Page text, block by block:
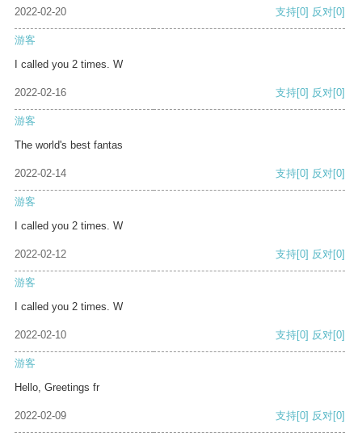
2022-02-20 支持[0] 反对[0]
游客
I called you 2 times. W
2022-02-16 支持[0] 反对[0]
游客
The world's best fantas
2022-02-14 支持[0] 反对[0]
游客
I called you 2 times. W
2022-02-12 支持[0] 反对[0]
游客
I called you 2 times. W
2022-02-10 支持[0] 反对[0]
游客
Hello, Greetings fr
2022-02-09 支持[0] 反对[0]